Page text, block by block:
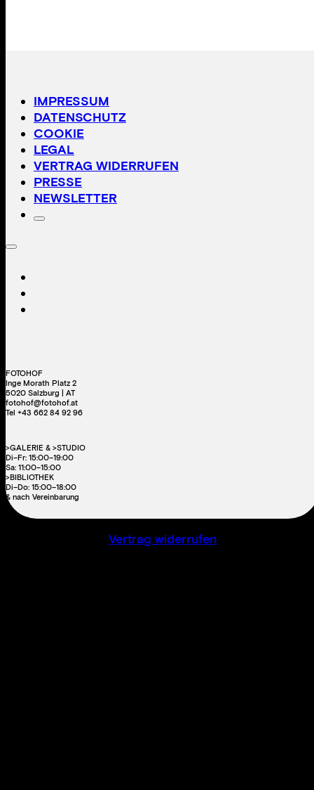
IMPRESSUM
DATENSCHUTZ
COOKIE
LEGAL
VERTRAG WIDERRUFEN
PRESSE
NEWSLETTER
FOTOHOF
Inge Morath Platz 2
5020 Salzburg | AT
fotohof@fotohof.at
Tel +43 662 84 92 96
>GALERIE & >STUDIO
Di–Fr: 15:00–19:00
Sa: 11:00–15:00
>BIBLIOTHEK
Di–Do: 15:00–18:00
& nach Vereinbarung
Vertrag widerrufen